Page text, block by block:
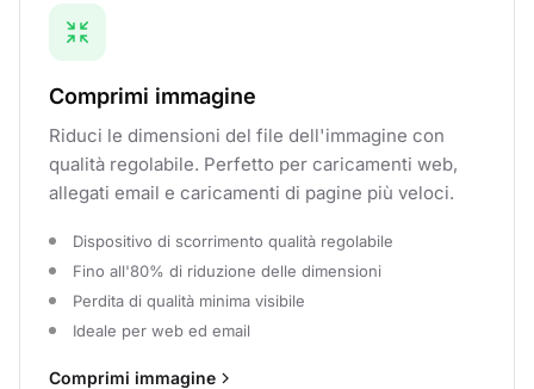
Comprimi immagine
Riduci le dimensioni del file dell'immagine con
qualità regolabile. Perfetto per caricamenti web,
allegati email e caricamenti di pagine più veloci.
Dispositivo di scorrimento qualità regolabile
Fino all'80% di riduzione delle dimensioni
Perdita di qualità minima visibile
Ideale per web ed email
Comprimi immagine